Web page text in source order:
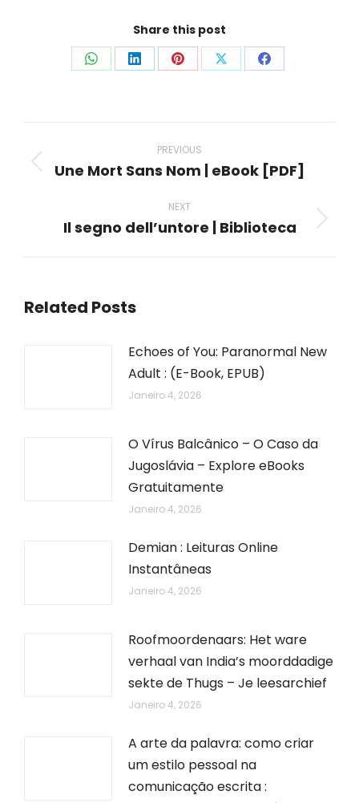
Share this post
Share Share Share Share Share
navigation
PREVIOUS
Previous
Une Mort Sans Nom | eBook [PDF]
NEXT
Next
Il segno dell’untore | Biblioteca
Related Posts
Echoes of You: Paranormal New
Adult : (E-Book, EPUB)
Janeiro 4, 2026
O Vírus Balcânico – O Caso da
Jugoslávia – Explore eBooks
Gratuitamente
Janeiro 4, 2026
Demian : Leituras Online
Instantâneas
Janeiro 4, 2026
Roofmoordenaars: Het ware
verhaal van India’s moorddadige
sekte de Thugs – Je leesarchief
Janeiro 4, 2026
A arte da palavra: como criar
um estilo pessoal na
comunicação escrita :